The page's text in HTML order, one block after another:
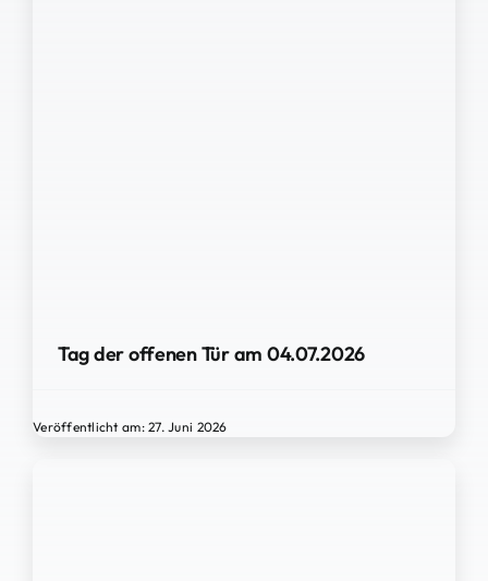
Tag der offenen Tür am 04.07.2026
Veröffentlicht am: 27. Juni 2026